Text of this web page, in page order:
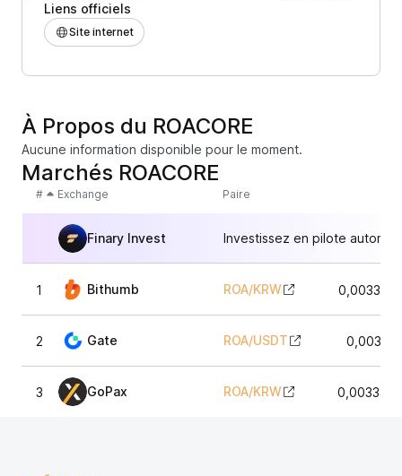
Liens officiels
Site internet
À Propos du ROACORE
Aucune information disponible pour le moment.
Marchés ROACORE
# Exchange Paire
Finary Invest Investissez en pilote
1 Bithumb ROA/KRW
2 Gate ROA/USDT
3 GoPax ROA/KRW